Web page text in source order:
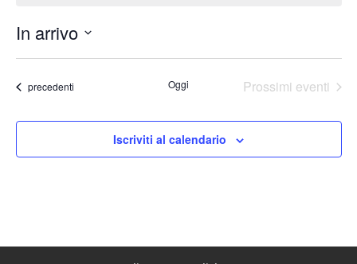
In arrivo
data.Eventi
precedenti Oggi Prossimi eventi
Iscriviti al calendario